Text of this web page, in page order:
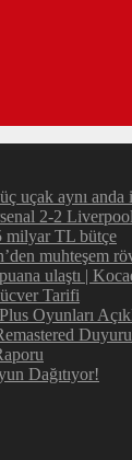
uçak aynı anda
2-2 Liverpool
milyar TL bütçe
muhteşem
ulaştı |
Tarifi
Oyunları
Dağıtıyor!